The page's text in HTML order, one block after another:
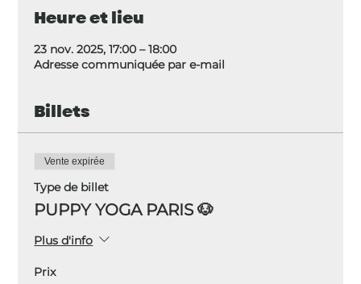
Heure et lieu
23 nov. 2025, 17:00 – 18:00
Adresse communiquée par e-mail
Billets
Vente expirée
Type de billet
PUPPY YOGA PARIS 🐶
Plus d'info
Prix